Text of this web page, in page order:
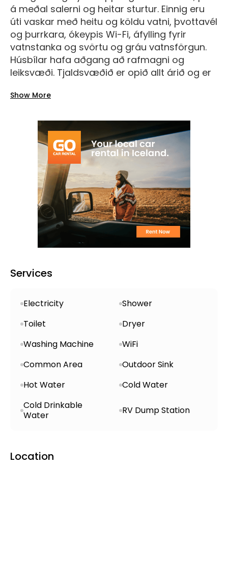
á meðal salerni og heitar sturtur. Einnig eru
úti vaskar með heitu og köldu vatni, þvottavél
og þurrkara, ókeypis Wi-Fi, áfylling fyrir
vatnstanka og svörtu og gráu vatnsförgun.
Húsbílar hafa aðgang að rafmagni og
leiksvæði. Tjaldsvæðið er opið allt árið og er
koma seint á kvöldin eða fara snemma á
© mynd: google maps, utilegukortid.is
Show More
Services
Electricity
Shower
Toilet
Dryer
Washing Machine
WiFi
Common Area
Outdoor Sink
Hot Water
Cold Water
Cold Drinkable
Water
RV Dump Station
Location